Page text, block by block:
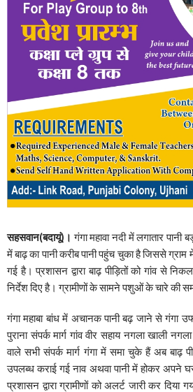
सहसवान(बदायूं)। गंगा महावा नदी में लगातार
में बाढ़ का पानी करीब पानी पहुंच चुका है जिससे
गई है। प्रशासन द्वारा बाढ़ पीड़ितों को गांव से
निर्देश दिए है। ग्रामीणों के सामने पशुओं के चारे की
गंगा महाबा बांध में अचानक पानी बढ़ जाने से गंगा
पुराना संपर्क मार्ग गांव वीर सहाय नगला खाली
वाले सभी संपर्क मार्ग गंगा में समा चुके हैं अब बाढ़
उपलब्ध कराई गई नाव अथवा पानी में होकर अपने
प्रशासन द्वारा ग्रामीणों को अलर्ट जारी कर दिया